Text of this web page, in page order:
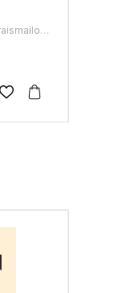
M. Ali Karaismailoğlu, Serkan Karaismailoğlu